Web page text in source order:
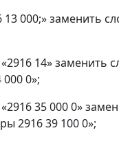
13 000;» заменить
14» заменить
0»;
35 000 0»
2916 39 100 0»;